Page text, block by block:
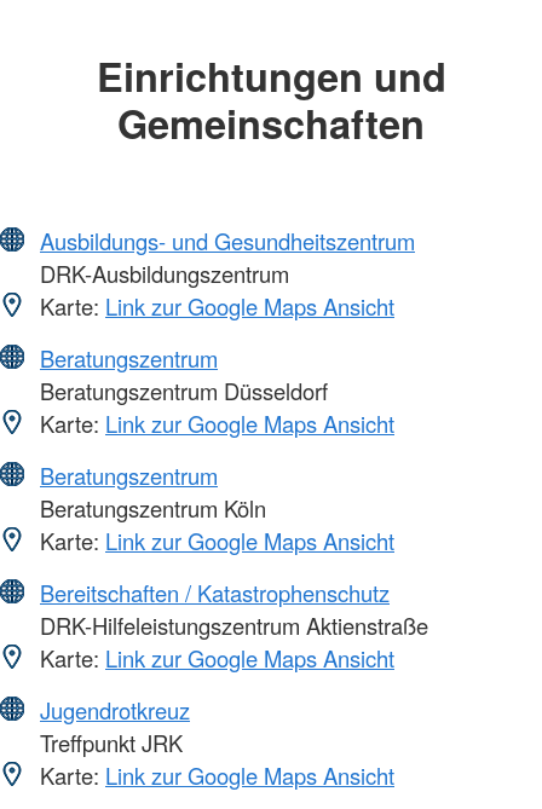
Einrichtungen und
Gemeinschaften
Ausbildungs- und Gesundheitszentrum
DRK-Ausbildungszentrum
Karte: Link zur Google Maps Ansicht
Beratungszentrum
Beratungszentrum Düsseldorf
Karte: Link zur Google Maps Ansicht
Beratungszentrum
Beratungszentrum Köln
Karte: Link zur Google Maps Ansicht
Bereitschaften / Katastrophenschutz
DRK-Hilfeleistungszentrum Aktienstraße
Karte: Link zur Google Maps Ansicht
Jugendrotkreuz
Treffpunkt JRK
Karte: Link zur Google Maps Ansicht